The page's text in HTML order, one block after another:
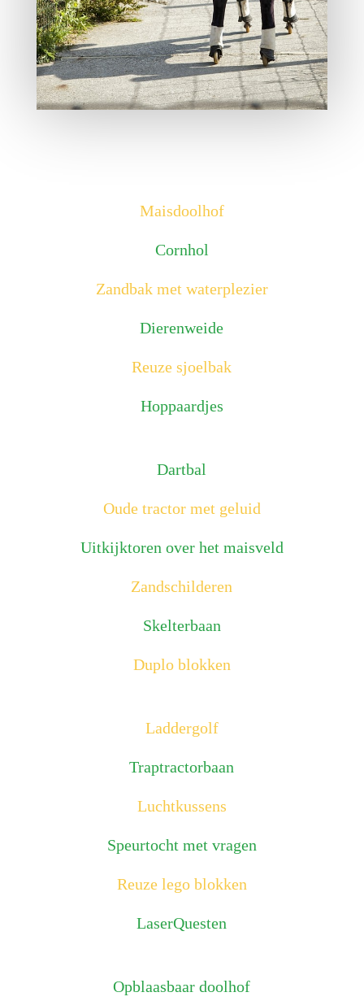
Maisdoolhof
Cornhol
Zandbak met waterplezier
Dierenweide
Reuze sjoelbak
Hoppaardjes
Dartbal
Oude tractor met geluid
Uitkijktoren over het maisveld
Zandschilderen
Skelterbaan
Duplo blokken
Laddergolf
Traptractorbaan
Luchtkussens
Speurtocht met vragen
Reuze lego blokken
LaserQuesten
Opblaasbaar doolhof